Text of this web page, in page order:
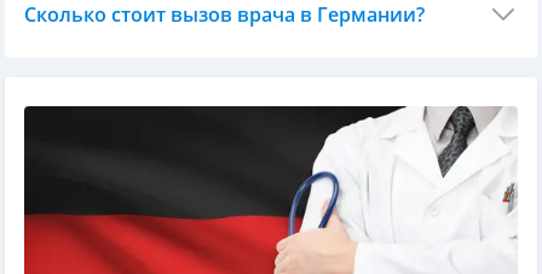
Сколько стоит вызов врача в Германии?